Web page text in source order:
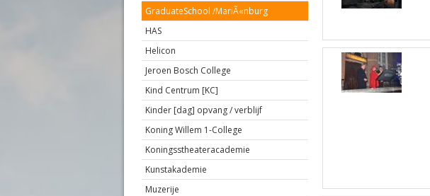
GraduateSchool /MariÃ«nburg
HAS
Helicon
Jeroen Bosch College
Kind Centrum [KC]
Kinder [dag] opvang / verblijf
Koning Willem 1-College
Koningsstheateracademie
Kunstakademie
Muzerije